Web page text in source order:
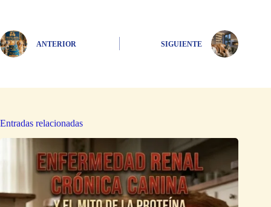
ANTERIOR SIGUIENTE
Entradas relacionadas